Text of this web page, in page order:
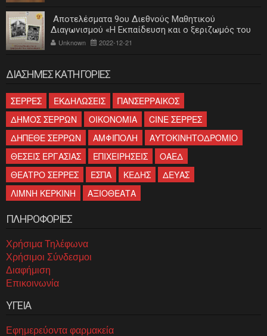
Αποτελέσματα 9ου Διεθνούς Μαθητικού
Διαγωνισμού «Η Εκπαίδευση και ο ξεριζωμός του
ελληνισμού»
Unknown 2022-12-21
ΔΙΑΣΗΜΕΣ ΚΑΤΗΓΟΡΙΕΣ
ΣΕΡΡΕΣ ΕΚΔΗΛΩΣΕΙΣ
ΠΑΝΣΕΡΡΑΙΚΟΣ
ΔΗΜΟΣ ΣΕΡΡΩΝ
ΟΙΚΟΝΟΜΙΑ
CINE ΣΕΡΡΕΣ
ΔΗΠΕΘΕ ΣΕΡΡΩΝ
ΑΜΦΙΠΟΛΗ
ΑΥΤΟΚΙΝΗΤΟΔΡΟΜΙΟ
ΘΕΣΕΙΣ ΕΡΓΑΣΙΑΣ
ΕΠΙΧΕΙΡΗΣΕΙΣ
ΟΑΕΔ
ΘΕΑΤΡΟ ΣΕΡΡΕΣ
ΕΣΠΑ ΚΕΔΗΣ
ΔΕΥΑΣ
ΛΙΜΝΗ ΚΕΡΚΙΝΗ
ΑΞΙΟΘΕΑΤΑ
ΠΛΗΡΟΦΟΡΙΕΣ
Χρήσιμα Τηλέφωνα
Χρήσιμοι Σύνδεσμοι
Διαφήμιση
Επικοινωνία
ΥΓΕΙΑ
Εφημερεύοντα φαρμακεία